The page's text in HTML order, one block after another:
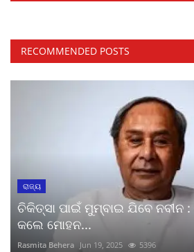
RECOMMENDED POSTS
ରାଜ୍ୟ
ଚିକିତ୍ସା ପାଇଁ ମୁମ୍ବାଇ ଯିବେ ନବୀନ
କଲେ ମୋହନ...
Rasmita Behera Jun 19, 2025 5396